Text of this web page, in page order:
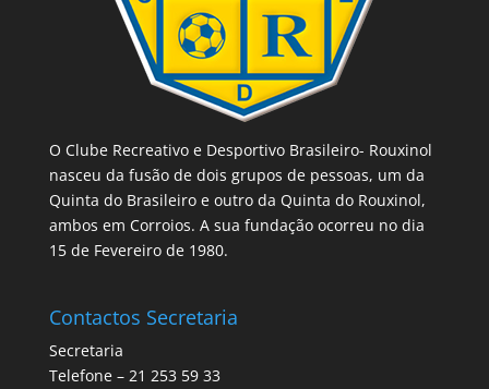
O Clube Recreativo e Desportivo Brasileiro- Rouxinol
nasceu da fusão de dois grupos de pessoas, um da
Quinta do Brasileiro e outro da Quinta do Rouxinol,
ambos em Corroios. A sua fundação ocorreu no dia
15 de Fevereiro de 1980.
Contactos Secretaria
Secretaria
Telefone – 21 253 59 33